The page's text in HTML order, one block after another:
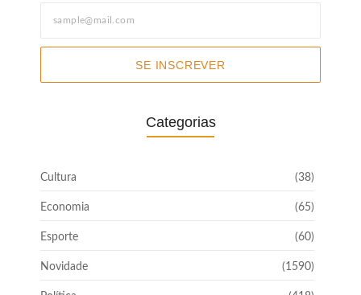
SE INSCREVER
Categorias
Cultura (38)
Economia (65)
Esporte (60)
Novidade (1590)